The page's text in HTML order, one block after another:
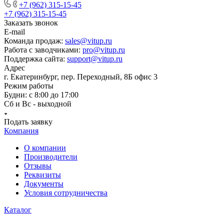
+7 (962) 315-15-45
+7 (962) 315-15-45
Заказать звонок
E-mail
Команда продаж: sales@vitup.ru
Работа с заводчиками: pro@vitup.ru
Поддержка сайта: support@vitup.ru
Адрес
г. Екатеринбург, пер. Переходный, 8Б офис 3
Режим работы
Будни: с 8:00 до 17:00
Сб и Вс - выходной
Подать заявку
Компания
О компании
Производители
Отзывы
Реквизиты
Документы
Условия сотрудничества
Каталог